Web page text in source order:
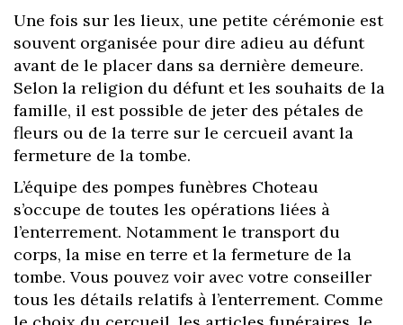
Une fois sur les lieux, une petite cérémonie est
souvent organisée pour dire adieu au défunt
avant de le placer dans sa dernière demeure.
Selon la religion du défunt et les souhaits de la
famille, il est possible de jeter des pétales de
fleurs ou de la terre sur le cercueil avant la
fermeture de la tombe.
L’équipe des pompes funèbres Choteau
s’occupe de toutes les opérations liées à
l’enterrement. Notamment le transport du
corps, la mise en terre et la fermeture de la
tombe. Vous pouvez voir avec votre conseiller
tous les détails relatifs à l’enterrement. Comme